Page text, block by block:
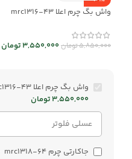
واش بگ چرم اعلا mrc1316-43
5,850,000تومان3,550,000تومان
واش بگ چرم اعلا mrc1316-43
3,550,000تومان
جاکارتی چرم mrc1318-64